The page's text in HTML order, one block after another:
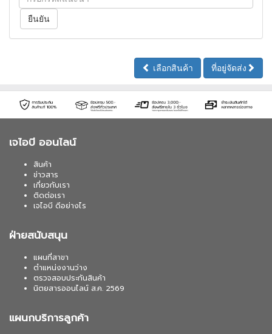
เลือกสินค้า ที่อยู่จัดส่ง
เจไอบี ออนไลน์
สินค้า
ข่าวสาร
เกี่ยวกับเรา
ติดต่อเรา
เจไอบี ดีอย่างไร
ฝ่ายสนับสนุน
แผนที่สาขา
ตำแหน่งงานว่าง
ตรวจสอบประกันสินค้า
นิตยสารออนไลน์ ส.ค. 2569
แผนกบริการลูกค้า